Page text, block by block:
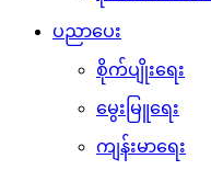
ပညာပေး
စိုက်ပျိုးရေး
မွေးမြူရေး
ကျန်းမာရေး